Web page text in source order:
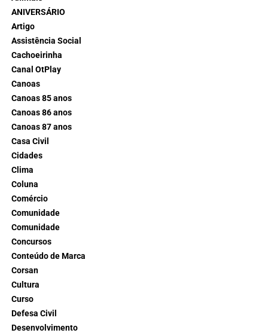
ANIVERSÁRIO
Artigo
Assistência Social
Cachoeirinha
Canal OtPlay
Canoas
Canoas 85 anos
Canoas 86 anos
Canoas 87 anos
Casa Civil
Cidades
Clima
Coluna
Comércio
Comunidade
Comunidade
Concursos
Conteúdo de Marca
Corsan
Cultura
Curso
Defesa Civil
Desenvolvimento